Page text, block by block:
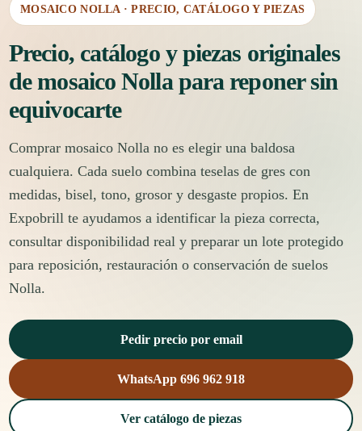
MOSAICO NOLLA · PRECIO, CATÁLOGO Y PIEZAS
Precio, catálogo y piezas originales
de mosaico Nolla para reponer sin
equivocarte
Comprar mosaico Nolla no es elegir una baldosa
cualquiera. Cada suelo combina teselas de gres con
medidas, bisel, tono, grosor y desgaste propios. En
Expobrill te ayudamos a identificar la pieza correcta,
consultar disponibilidad real y preparar un lote protegido
para reposición, restauración o conservación de suelos
Nolla.
Pedir precio por email
WhatsApp 696 962 918
Ver catálogo de piezas